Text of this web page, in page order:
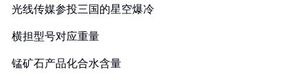
光线传媒参投三国的星空爆冷
横担型号对应重量
锰矿石产品化合水含量